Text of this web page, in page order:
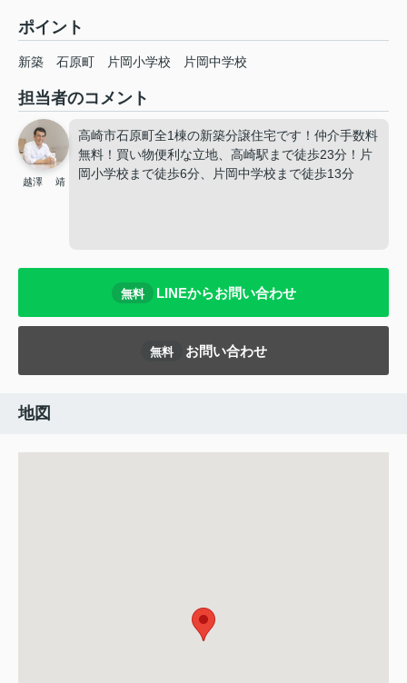
ポイント
新築 石原町 片岡小学校 片岡中学校
担当者のコメント
越澤 靖
高崎市石原町全1棟の新築分譲住宅です！仲介手数料
無料！買い物便利な立地、高崎駅まで徒歩23分！片
岡小学校まで徒歩6分、片岡中学校まで徒歩13分
無料 LINEからお問い合わせ
無料 お問い合わせ
地図